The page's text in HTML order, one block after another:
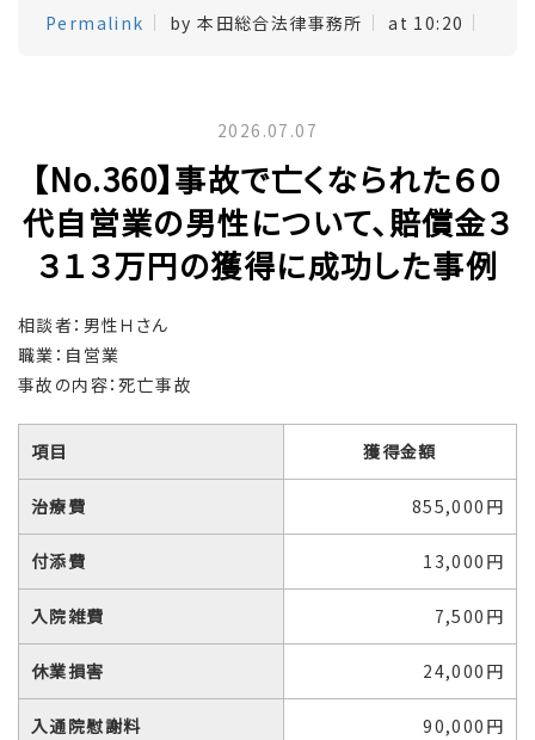
Permalink by 本田総合法律事務所 at 10:20
2026.07.07
【No.360】事故で亡くなられた６０
代自営業の男性について、賠償金３
３１３万円の獲得に成功した事例
相談者：男性Ｈさん
職業：自営業
事故の内容：死亡事故
項目 獲得金額
治療費 855,000円
付添費 13,000円
入院雑費 7,500円
休業損害 24,000円
入通院慰謝料 90,000円